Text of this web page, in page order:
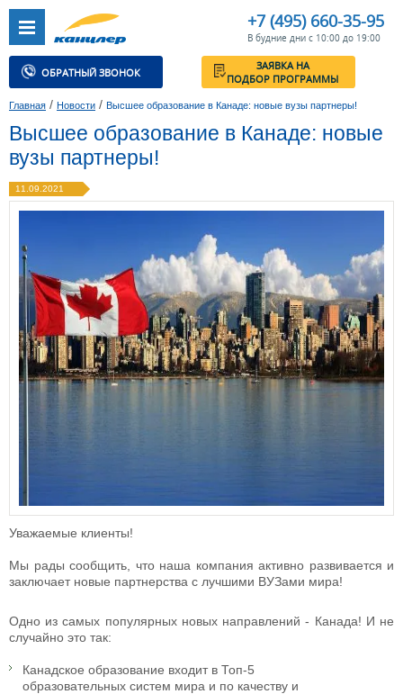
+7 (495) 660-35-95
В будние дни с 10:00 до 19:00
ОБРАТНЫЙ ЗВОНОК
ЗАЯВКА НА
ПОДБОР ПРОГРАММЫ
Главная / Новости / Высшее образование в Канаде: новые вузы партнеры!
Высшее образование в Канаде: новые
вузы партнеры!
11.09.2021
Уважаемые клиенты!
Мы рады сообщить, что наша компания активно развивается и
заключает новые партнерства с лучшими ВУЗами мира!
Одно из самых популярных новых направлений - Канада! И не
случайно это так:
Канадское образование входит в Топ-5
образовательных систем мира и по качеству и